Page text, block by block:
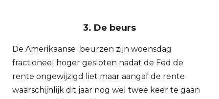
3. De beurs
De Amerikaanse beurzen zijn woensdag
fractioneel hoger gesloten nadat de Fed de
rente ongewijzigd liet maar aangaf de rente
waarschijnlijk dit jaar nog wel twee keer te gaan